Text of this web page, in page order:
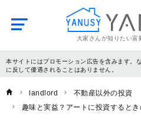
大家さんが知りたい富
YANUSY
本サイトにはプロモーション広告を含みます。
に反して優遇されることはありません。
landlord
不動産以外の投資
趣味と実益？アートに投資すると